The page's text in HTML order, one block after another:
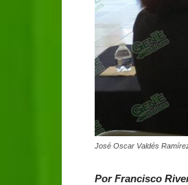
José Oscar Valdés
Por Francisco